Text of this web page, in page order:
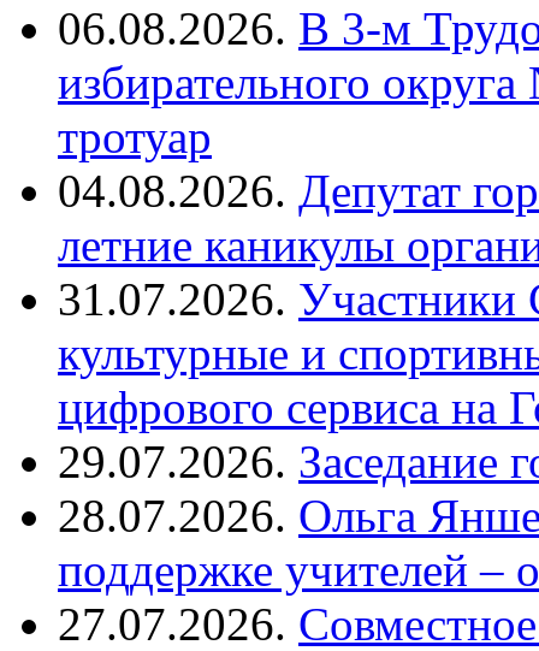
06.08.2026. В 3-м
избирательного
тротуар
04.08.2026. Депутат
летние каникулы
31.07.2026.
культурные и
цифрового сервиса на
29.07.2026. Заседание
28.07.2026. Ольга
поддержке учителей –
27.07.2026.